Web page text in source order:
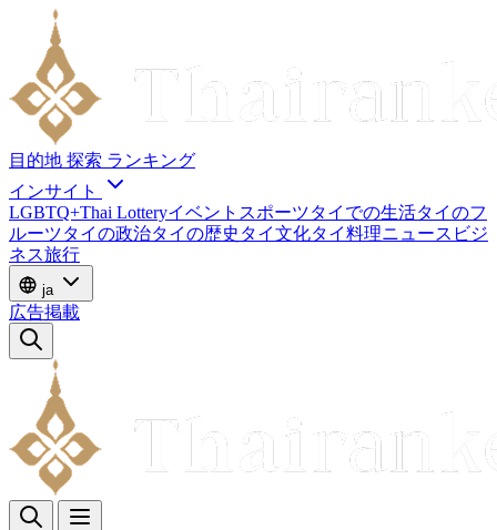
目的地 探索 ランキング
インサイト
LGBTQ+Thai Lotteryイベント スポーツタイでの生活タイのフ
ルーツタイの政治タイの歴史 タイ文化タイ料理ニュース ビジ
ネス旅行
ja
広告掲載